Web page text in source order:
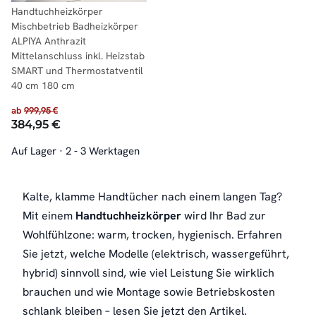
Handtuchheizkörper
Mischbetrieb Badheizkörper
ALPIYA Anthrazit
Mittelanschluss inkl. Heizstab
SMART und Thermostatventil
40 cm 180 cm
ab 999,95 €
384,95 €
Auf Lager · 2 - 3 Werktagen
Kalte, klamme Handtücher nach einem langen Tag?
Mit einem Handtuchheizkörperwird Ihr Bad zur
Wohlfühlzone: warm, trocken, hygienisch. Erfahren
Sie jetzt, welche Modelle (elektrisch, wassergeführt,
hybrid) sinnvoll sind, wie viel Leistung Sie wirklich
brauchen und wie Montage sowie Betriebskosten
schlank bleiben – lesen Sie jetzt den Artikel.